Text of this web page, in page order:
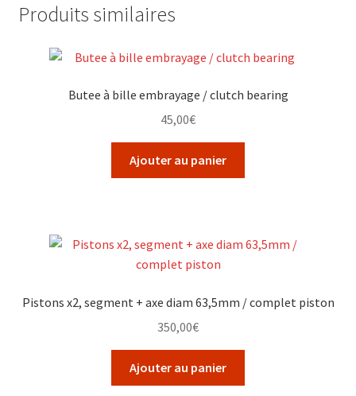
Produits similaires
Butee à bille embrayage / clutch bearing
45,00€
Ajouter au panier
Pistons x2, segment + axe diam 63,5mm / complet piston
350,00€
Ajouter au panier